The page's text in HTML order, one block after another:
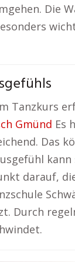
Die
Tanzkurs
Gmünd Es
Das
darauf,
Durch